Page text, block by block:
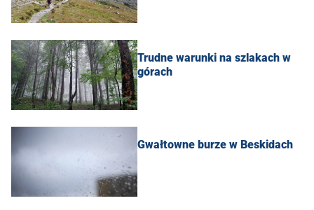
Trudne warunki na szlakach w
górach
Gwałtowne burze w Beskidach